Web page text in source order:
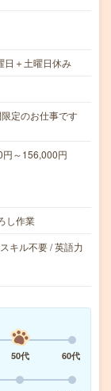
＋土曜日休み
定のお仕事です
～156,000円
し作業
キル不要 / 英語力
50代
60代